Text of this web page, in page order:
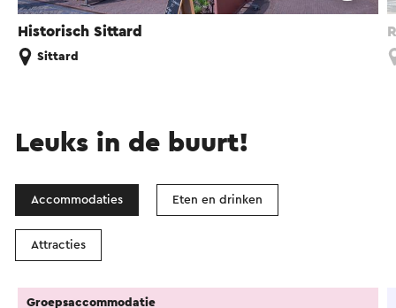
Historisch Sittard
Sittard
Leuks in de buurt!
Accommodaties Eten en drinken
Attracties
Groepsaccommodatie